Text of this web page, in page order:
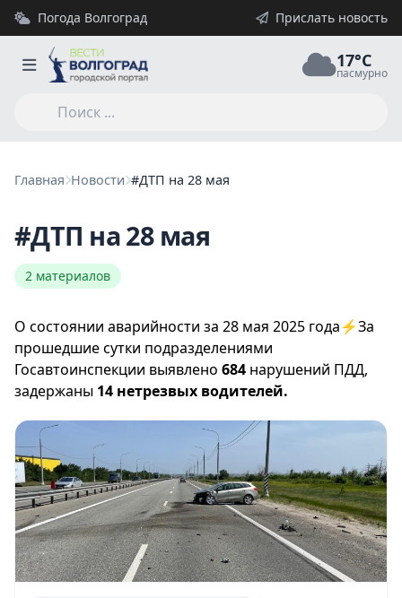
Погода Волгоград Прислать новость
17°C
пасмурно
Главная Новости #ДТП на 28 мая
#ДТП на 28 мая
2 материалов
О состоянии аварийности за 28 мая 2025 года⚡️За
прошедшие сутки подразделениями
Госавтоинспекции выявлено 684 нарушений ПДД,
задержаны 14 нетрезвых водителей.